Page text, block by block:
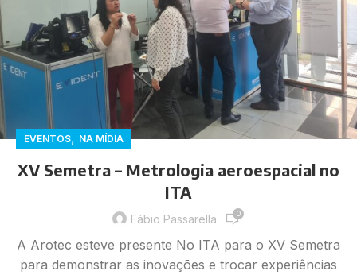
EVENTOS, NA MÍDIA
XV Semetra – Metrologia aeroespacial no
ITA
Fábio Passarella 0
A Arotec esteve presente No ITA para o XV Semetra
para demonstrar as inovações e trocar experiências